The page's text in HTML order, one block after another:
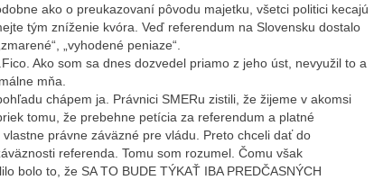
ako o preukazovaní pôvodu majetku, všetci politici kecajú
tým zníženie kvóra. Veď referendum na Slovensku dostalo
„vyhodené peniaze“.
Ako som sa dnes dozvedel priamo z jeho úst, nevyužil to a
mňa.
chápem ja. Právnici SMERu zistili, že žijeme v akomsi
tomu, že prebehne petícia za referendum a platné
právne záväzné pre vládu. Preto chceli dať do
referenda. Tomu som rozumel. Čomu však
bolo to, že SA TO BUDE TÝKAŤ IBA PREDČASNÝCH